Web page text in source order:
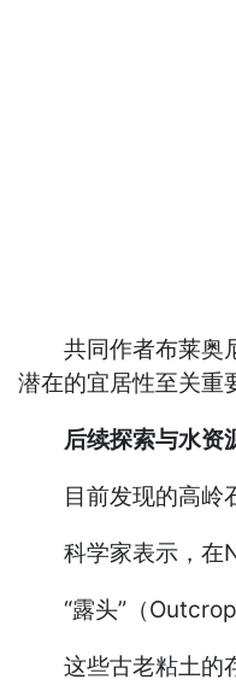
共同作者布莱奥尼
潜在的宜居性至关重
后续探索与水资
目前发现的高岭石
科学家表示，在
“露头”（Outcrop
这些古老粘土的存